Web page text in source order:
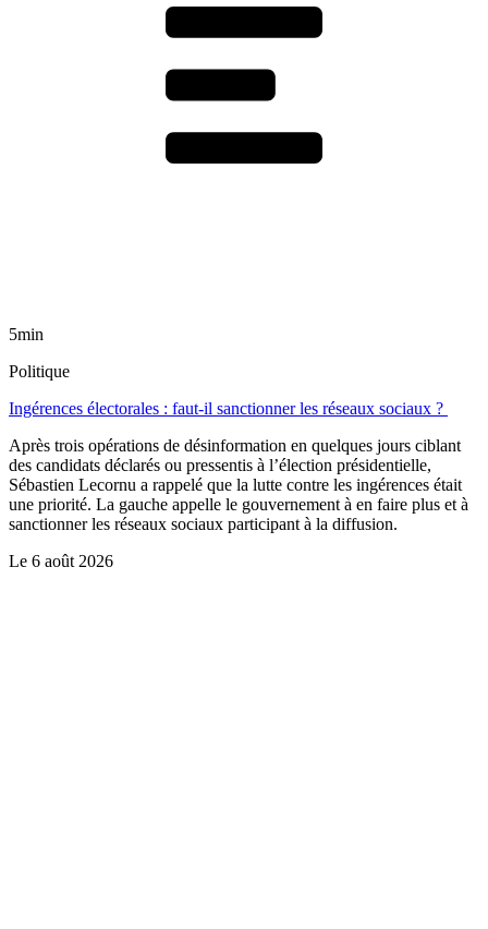
5min
Politique
Ingérences électorales : faut-il sanctionner les réseaux sociaux ?
Après trois opérations de désinformation en quelques jours ciblant
des candidats déclarés ou pressentis à l’élection présidentielle,
Sébastien Lecornu a rappelé que la lutte contre les ingérences était
une priorité. La gauche appelle le gouvernement à en faire plus et à
sanctionner les réseaux sociaux participant à la diffusion.
Le 6 août 2026